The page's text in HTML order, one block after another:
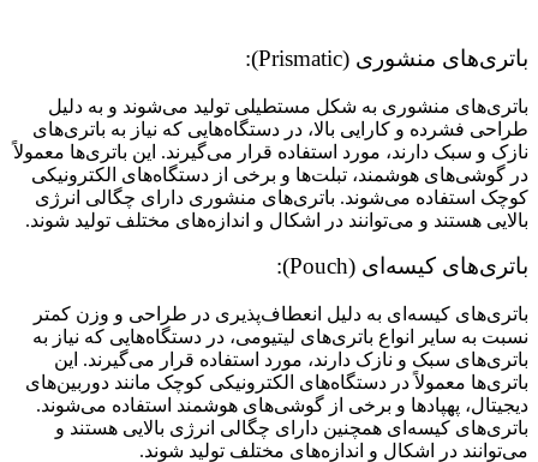
باتری‌های منشوری (Prismatic):
باتری‌های منشوری به شکل مستطیلی تولید می‌شوند و به دلیل
طراحی فشرده و کارایی بالا، در دستگاه‌هایی که نیاز به باتری‌های
نازک و سبک دارند، مورد استفاده قرار می‌گیرند. این باتری‌ها معمولاً
در گوشی‌های هوشمند، تبلت‌ها و برخی از دستگاه‌های الکترونیکی
کوچک استفاده می‌شوند. باتری‌های منشوری دارای چگالی انرژی
بالایی هستند و می‌توانند در اشکال و اندازه‌های مختلف تولید شوند.
باتری‌های کیسه‌ای (Pouch):
باتری‌های کیسه‌ای به دلیل انعطاف‌پذیری در طراحی و وزن کمتر
نسبت به سایر انواع باتری‌های لیتیومی، در دستگاه‌هایی که نیاز به
باتری‌های سبک و نازک دارند، مورد استفاده قرار می‌گیرند. این
باتری‌ها معمولاً در دستگاه‌های الکترونیکی کوچک مانند دوربین‌های
دیجیتال، پهپادها و برخی از گوشی‌های هوشمند استفاده می‌شوند.
باتری‌های کیسه‌ای همچنین دارای چگالی انرژی بالایی هستند و
می‌توانند در اشکال و اندازه‌های مختلف تولید شوند.